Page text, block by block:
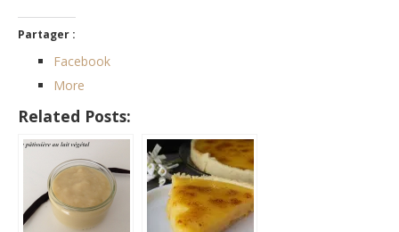
Partager :
Facebook
More
Related Posts: